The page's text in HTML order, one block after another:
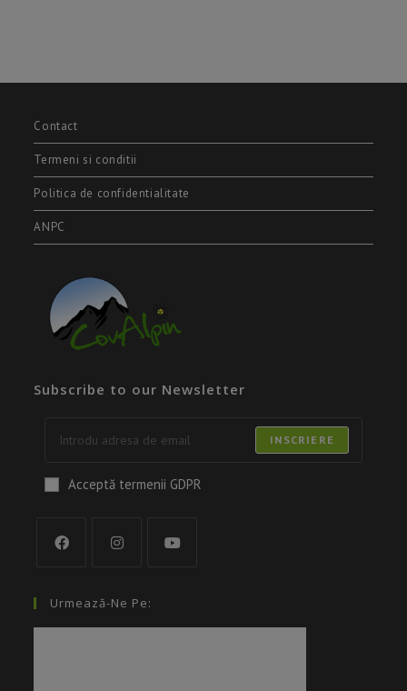
Contact
Termeni si conditii
Politica de confidentialitate
ANPC
Subscribe to our Newsletter
INSCRIERE
Acceptă termenii GDPR
Urmează-Ne Pe: